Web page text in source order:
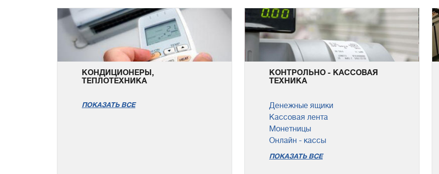
КОНДИЦИОНЕРЫ,
ТЕПЛОТЕХНИКА
ПОКАЗАТЬ ВСЕ
КОНТРОЛЬНО - КАССОВАЯ
ТЕХНИКА
Денежные ящики
Кассовая лента
Монетницы
Онлайн - кассы
ПОКАЗАТЬ ВСЕ